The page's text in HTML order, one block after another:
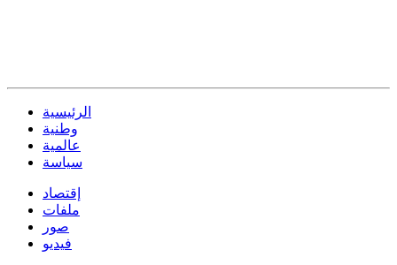
الرئيسية
وطنية
عالمية
سياسة
إقتصاد
ملفات
صور
فيديو